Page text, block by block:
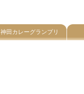
神田カレーグランプリ